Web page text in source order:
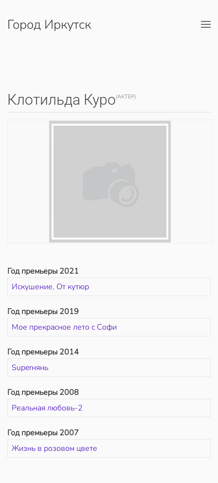
Перейти к содержимому
Город Иркутск
Клотильда Куро(АКТЕР)
Год премьеры 2021
Искушение, От кутюр
Год премьеры 2019
Мое прекрасное лето с Софи
Год премьеры 2014
Superнянь
Год премьеры 2008
Реальная любовь-2
Год премьеры 2007
Жизнь в розовом цвете